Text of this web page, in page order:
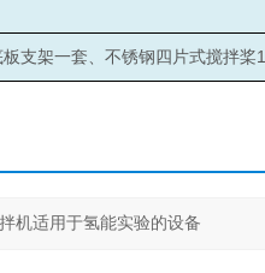
支架一套、不锈钢四片式搅拌桨1